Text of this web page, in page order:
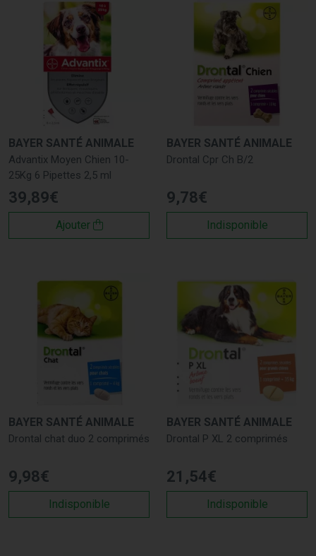
BAYER SANTÉ ANIMALE
Advantix Moyen Chien 10-
25Kg 6 Pipettes 2,5 ml
39,89€
Ajouter
BAYER SANTÉ ANIMALE
Drontal Cpr Ch B/2
9,78€
Indisponible
BAYER SANTÉ ANIMALE
Drontal chat duo 2 comprimés
9,98€
Indisponible
BAYER SANTÉ ANIMALE
Drontal P XL 2 comprimés
21 ,54€
Indisponible